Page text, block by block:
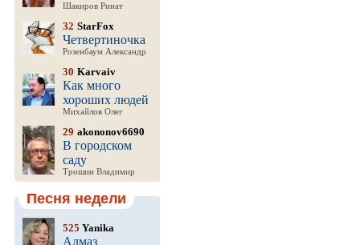
Шакиров Ринат
32 StarFox
Четвертиночка
Розенбаум Александр
30 Karvaiv
Как много
хороших людей
Михайлов Олег
29 akononov6690
В городском
саду
Трошин Владимир
Песня недели
525 Yanika
Алмаз